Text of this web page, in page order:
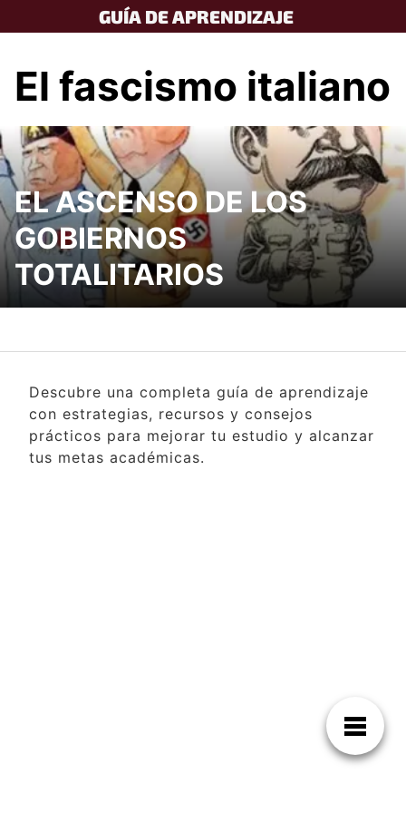
to
GUÍA DE APRENDIZAJE
El fascismo italiano
EL ASCENSO DE LOS
GOBIERNOS
TOTALITARIOS
Descubre una completa guía de aprendizaje
con estrategias, recursos y consejos
prácticos para mejorar tu estudio y alcanzar
tus metas académicas.